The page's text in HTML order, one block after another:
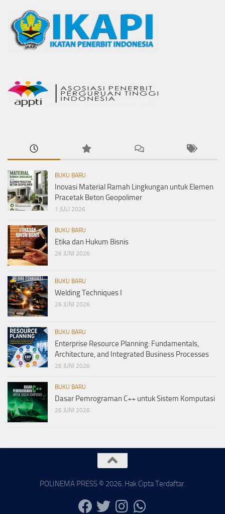
BUKU BARU
Inovasi Material Ramah Lingkungan untuk Elemen
Pracetak Beton Geopolimer
1 JULI 2026
BUKU BARU
Etika dan Hukum Bisnis
26 JUNI 2026
BUKU BARU
Welding Techniques I
26 JUNI 2026
BUKU BARU
Enterprise Resource Planning: Fundamentals,
Architecture, and Integrated Business Processes
26 JUNI 2026
BUKU BARU
Dasar Pemrograman C++ untuk Sistem Komputasi
26 JUNI 2026
POLINEMA PRESS © 2026. Hak Cipta Terdaftar.